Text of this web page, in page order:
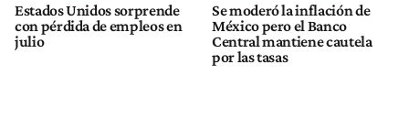
Estados Unidos sorprende
con pérdida de empleos en
julio
Se moderó la inflación de
México pero el Banco
Central mantiene cautela
por las tasas